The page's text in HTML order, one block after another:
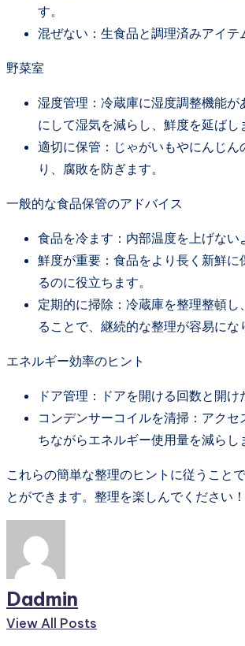
す。
混ぜない：生食品と調理済みアイテ
野菜室
湿度管理：冷蔵庫に湿度調整機能
にして湿気を減らし、鮮度を延ばし
適切に保管：じゃがいもやにんじ
り、腐敗を防ぎます。
一般的な食品保管のアドバイス
食品を冷ます：内部温度を上げない
鮮度が重要：食品をより長く新鮮
るのに役立ちます。
定期的に掃除：冷蔵庫を整理整頓
ることで、継続的な整理が容易にな
エネルギー効率のヒント
ドア管理：ドアを開ける回数と開
コンデンサーコイルを清掃：アク
ちながらエネルギー使用量を減らし
これらの簡単な整理のヒントに従うこと
とができます。整理を楽しんでください！
Dadmin
View All Posts